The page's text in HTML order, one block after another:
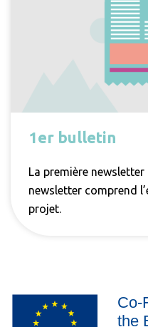
1er bulletin
La première
newsletter comprend
projet.
Co-
the